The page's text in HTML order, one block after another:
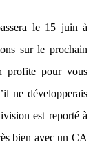
le 15 juin à
sur le prochain
profite pour vous
ne développerais
est reporté à
bien avec un CA